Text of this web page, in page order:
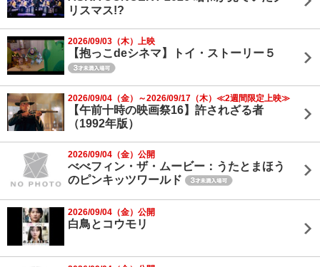
リスマス!?
2026/09/03（木）上映
【抱っこdeシネマ】トイ・ストーリー５
2026/09/04（金）～2026/09/17（木）≪2週間限定上映≫
【午前十時の映画祭16】許されざる者
（1992年版）
2026/09/04（金）公開
べべフィン・ザ・ムービー：うたとまほう
のピンキッツワールド
2026/09/04（金）公開
白鳥とコウモリ